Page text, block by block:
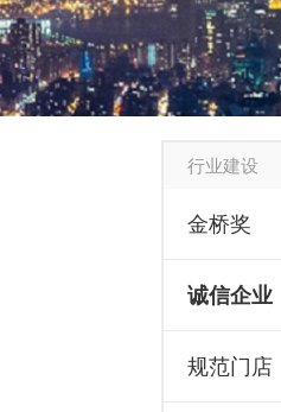
行业建设
金桥奖
诚信企业
规范门店